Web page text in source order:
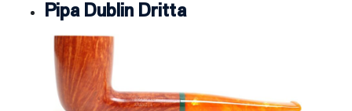
Pipa Dublin Dritta